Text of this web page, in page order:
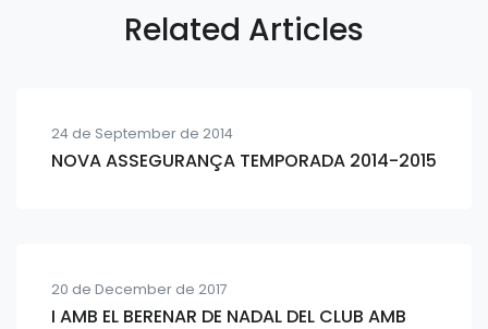
Related Articles
24 de September de 2014
NOVA ASSEGURANÇA TEMPORADA 2014-2015
20 de December de 2017
I AMB EL BERENAR DE NADAL DEL CLUB AMB